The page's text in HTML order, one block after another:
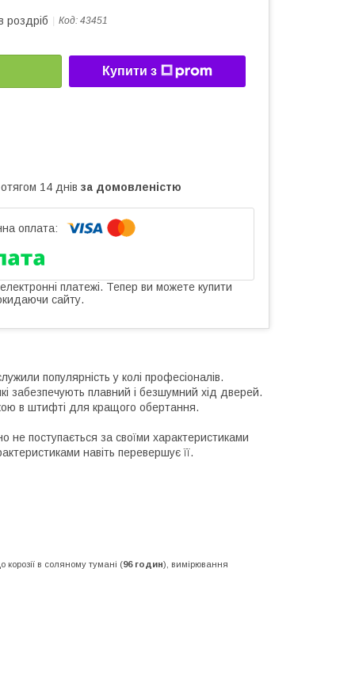
роздріб Код: 43451
Купити з
14 днів за домовленістю
платежі. Тепер ви можете купити
сайту.
популярність у колі професіоналів.
забезпечують плавний і безшумний хід дверей.
в штифті для кращого обертання.
поступається за своїми характеристиками
навіть перевершує її.
корозії в соляному тумані (96 годин), вимірювання